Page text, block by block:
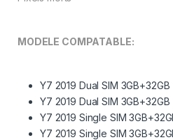
MODELE COMPATABLE:
Y7 2019 Dual SIM
Y7 2019 Dual SIM 3GB+32GB
Y7 2019 Single SIM
Y7 2019 Single SIM